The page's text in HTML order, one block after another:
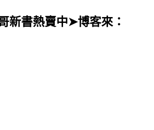
新書熱賣中➤博客來：